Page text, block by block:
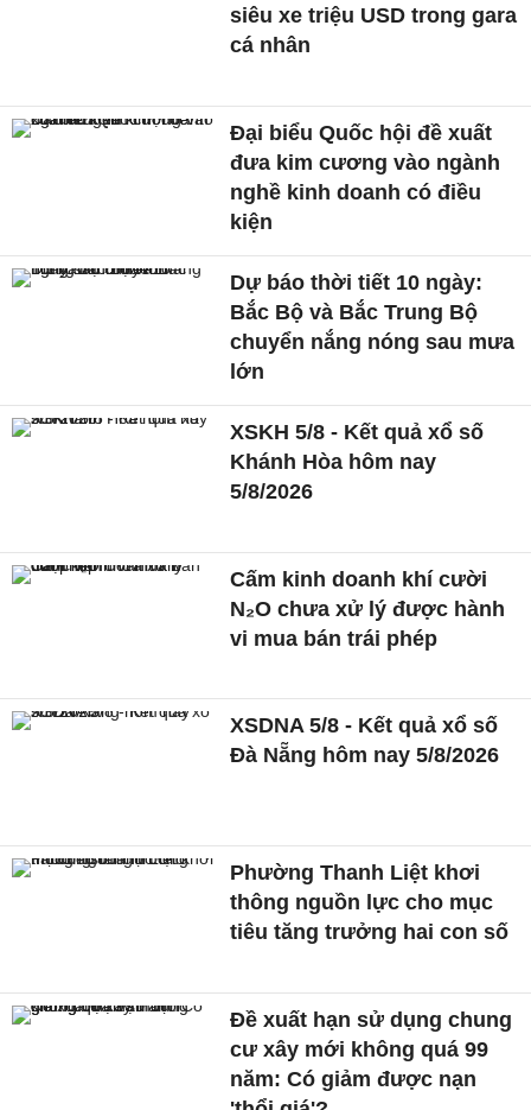
siêu xe triệu USD trong gara
cá nhân
Đại biểu Quốc hội đề xuất
đưa kim cương vào ngành
nghề kinh doanh có điều
kiện
Dự báo thời tiết 10 ngày:
Bắc Bộ và Bắc Trung Bộ
chuyển nắng nóng sau mưa
lớn
XSKH 5/8 - Kết quả xổ số
Khánh Hòa hôm nay
5/8/2026
Cấm kinh doanh khí cười
N₂O chưa xử lý được hành
vi mua bán trái phép
XSDNA 5/8 - Kết quả xổ số
Đà Nẵng hôm nay 5/8/2026
Phường Thanh Liệt khơi
thông nguồn lực cho mục
tiêu tăng trưởng hai con số
Đề xuất hạn sử dụng chung
cư xây mới không quá 99
năm: Có giảm được nạn